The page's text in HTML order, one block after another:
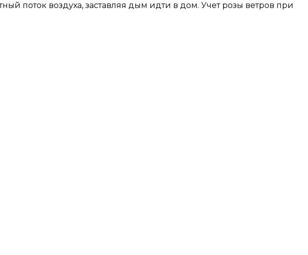
поток воздуха, заставляя дым идти в дом. Учет розы ветров при